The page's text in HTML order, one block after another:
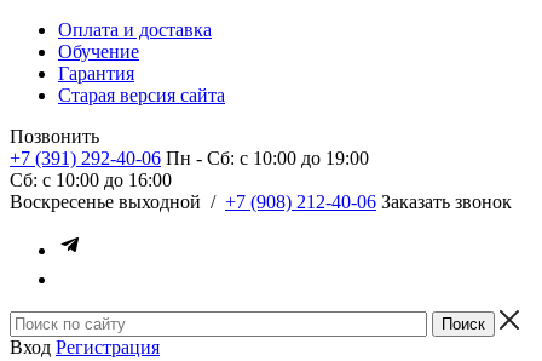
Оплата и доставка
Обучение
Гарантия
Старая версия сайта
Позвонить
+7 (391) 292-40-06 Пн - Сб: c 10:00 до 19:00
Сб: c 10:00 до 16:00
​Воскресенье выходной / +7 (908) 212-40-06 Заказать звонок
Вход Регистрация